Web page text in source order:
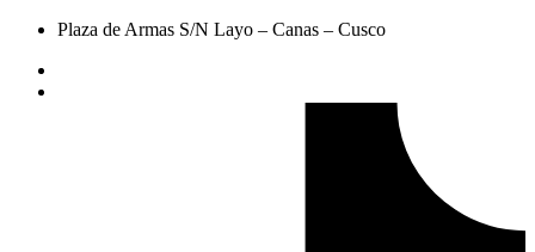
Plaza de Armas S/N Layo – Canas – Cusco